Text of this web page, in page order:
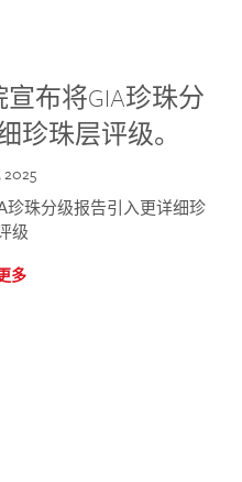
布将GIA珍珠分
珍珠层评级。
2025
珠分级报告引入更详细珍
级
多